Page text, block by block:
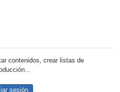
contenidos, crear listas de
sesión